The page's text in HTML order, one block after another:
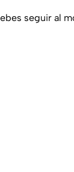
seguir al